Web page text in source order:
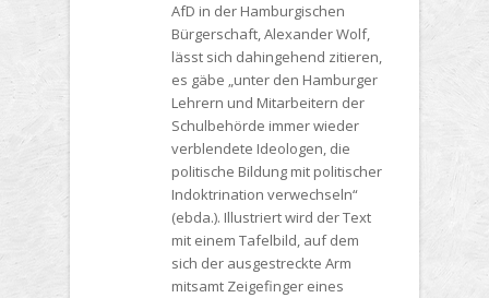
AfD in der Hamburgischen
Bürgerschaft, Alexander Wolf,
lässt sich dahingehend zitieren,
es gäbe „unter den Hamburger
Lehrern und Mitarbeitern der
Schulbehörde immer wieder
verblendete Ideologen, die
politische Bildung mit politischer
Indoktrination verwechseln“
(ebda.). Illustriert wird der Text
mit einem Tafelbild, auf dem
sich der ausgestreckte Arm
mitsamt Zeigefinger eines